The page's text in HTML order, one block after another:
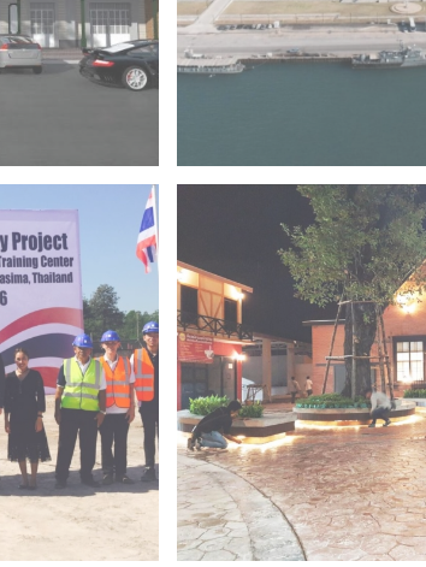
Project 13 – Multipurpose